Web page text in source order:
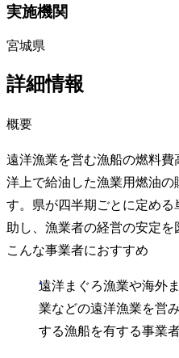
実施機関
宮城県
詳細情報
概要
遠洋漁業を営む漁船の燃料
洋上で給油した漁業用燃油
す。県が四半期ごとに定め
助し、漁業者の経営の安定を
こんな事業者におすすめ
遠洋まぐろ漁業や海外
業などの遠洋漁業を営
する漁船を有する事業